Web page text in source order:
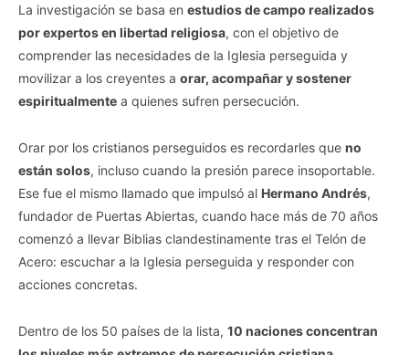
La investigación se basa en estudios de campo realizados
por expertos en libertad religiosa, con el objetivo de
comprender las necesidades de la Iglesia perseguida y
movilizar a los creyentes a orar, acompañar y sostener
espiritualmente a quienes sufren persecución.
Orar por los cristianos perseguidos es recordarles que no
están solos, incluso cuando la presión parece insoportable.
Ese fue el mismo llamado que impulsó al Hermano Andrés,
fundador de Puertas Abiertas, cuando hace más de 70 años
comenzó a llevar Biblias clandestinamente tras el Telón de
Acero: escuchar a la Iglesia perseguida y responder con
acciones concretas.
Dentro de los 50 países de la lista, 10 naciones concentran